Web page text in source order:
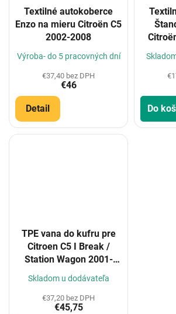
Textilné autokoberce
Enzo na mieru Citroën C5
2002-2008
Výroba- do 5 pracovných dní
€37,40 bez DPH
€46
Detail Do
TPE vana do kufru pre
Citroen C5 I Break /
Station Wagon 2001-
2008
Skladom u dodávateľa
€37,20 bez DPH
€45,75